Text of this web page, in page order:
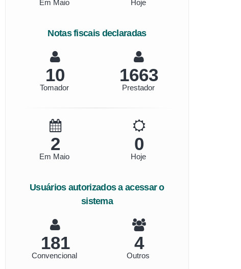
Em Maio Hoje
Notas fiscais declaradas
11
Tomador
1940
Prestador
2
Em Maio
0
Hoje
Usuários autorizados a acessar o
sistema
211
Convencional
5
Outros